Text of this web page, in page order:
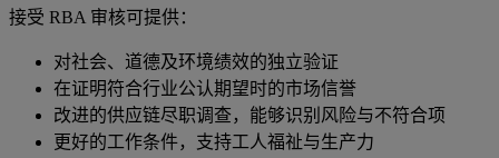
接受 RBA 审核可提供：
对社会、道德及环境绩效的独立验证
在证明符合行业公认期望时的市场信誉
改进的供应链尽职调查，能够识别风险与不符合项
更好的工作条件，支持工人福祉与生产力